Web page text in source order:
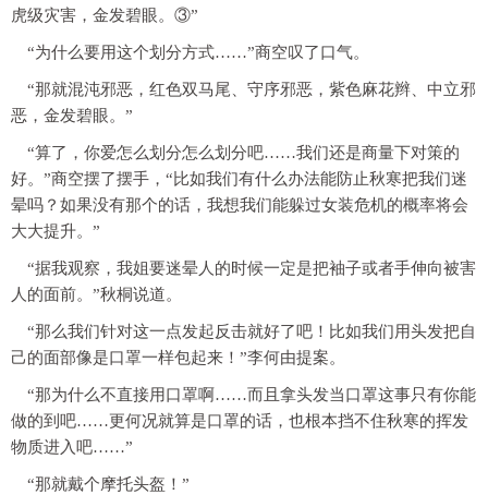
虎级灾害，金发碧眼。③”
“为什么要用这个划分方式……”商空叹了口气。
“那就混沌邪恶，红色双马尾、守序邪恶，紫色麻花辫、中立邪
恶，金发碧眼。”
“算了，你爱怎么划分怎么划分吧……我们还是商量下对策的
好。”商空摆了摆手，“比如我们有什么办法能防止秋寒把我们迷
晕吗？如果没有那个的话，我想我们能躲过女装危机的概率将会
大大提升。”
“据我观察，我姐要迷晕人的时候一定是把袖子或者手伸向被害
人的面前。”秋桐说道。
“那么我们针对这一点发起反击就好了吧！比如我们用头发把自
己的面部像是口罩一样包起来！ ”李何由提案。
“那为什么不直接用口罩啊……而且拿头发当口罩这事只有你能
做的到吧……更何况就算是口罩的话，也根本挡不住秋寒的挥发
物质进入吧……”
“那就戴个摩托头盔！”